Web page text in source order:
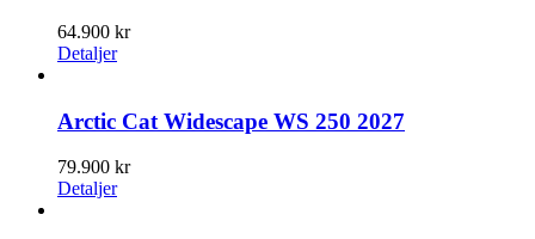
64.900 kr
Detaljer
Arctic Cat Widescape WS 250 2027
79.900 kr
Detaljer